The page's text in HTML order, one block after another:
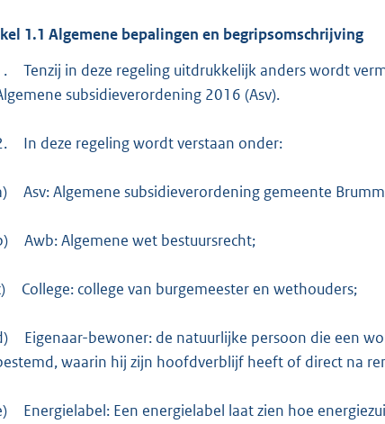
1.1 Algemene bepalingen en begripsomschrijving
Tenzij in deze regeling uitdrukkelijk anders wordt
subsidieverordening 2016 (Asv).
In deze regeling wordt verstaan onder:
Asv: Algemene subsidieverordening gemeente
Awb: Algemene wet bestuursrecht;
College: college van burgemeester en wethouders;
Eigenaar-bewoner: de natuurlijke persoon die een
waarin hij zijn hoofdverblijf heeft of direct na
Energielabel: Een energielabel laat zien hoe